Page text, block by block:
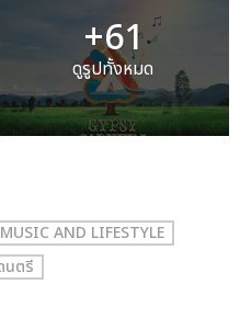
+61
ดูรูปทั้งหมด
MUSIC AND LIFESTYLE
นตรี